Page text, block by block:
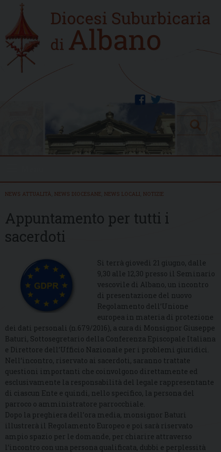
content
Home
new
twitter
facebook
Search
NEWS ATTUALITÀ NEWS DIOCESANE NEWS LOCALI NOTIZIE
Appuntamento per tutti i
sacerdoti
Si terrà giovedì 21 giugno, dalle
9,30 alle 12,30 presso il Seminario
vescovile di Albano, un incontro
di presentazione del nuovo
Regolamento dell’Unione
europea in materia di protezione
dei dati personali (n.679/2016), a cura di Monsignor Giuseppe
Baturi, Sottosegretario della Conferenza Episcopale Italiana
e Direttore dell’Ufficio Nazionale per i problemi giuridici.
Nell’incontro, riservato ai sacerdoti, saranno trattate
questioni importanti che coinvolgono direttamente ed
esclusivamente la responsabilità del legale rappresentante
di ciascun Ente e quindi, nello specifico, la persona del
parroco o amministratore parrocchiale.
Dopo la preghiera dell’ora media, monsignor Baturi
illustrerà il Regolamento Europeo e poi sarà riservato
ampio spazio per le domande, per chiarire attraverso
l’incontro con una persona qualificata, dubbi e perplessità